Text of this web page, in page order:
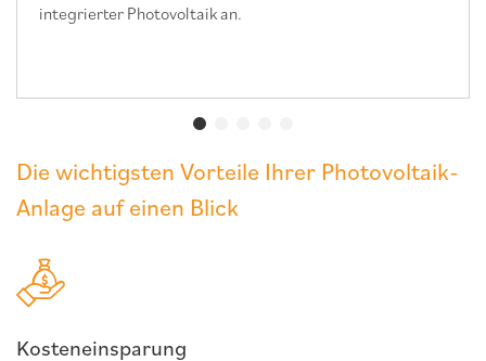
an.
Die wichtigsten Vorteile Ihrer Photovoltaik-
Anlage auf einen Blick
Kosteneinsparung